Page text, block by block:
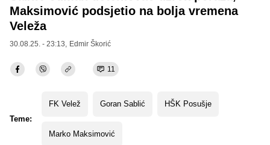
Maksimović podsjetio na bolja vremena
Veleža
30.08.25. - 23:13, Edmir Škorić
11
Teme:
FK Velež Goran Sablić HŠK Posušje
Marko Maksimović